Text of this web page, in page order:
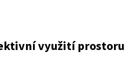
využití prostoru